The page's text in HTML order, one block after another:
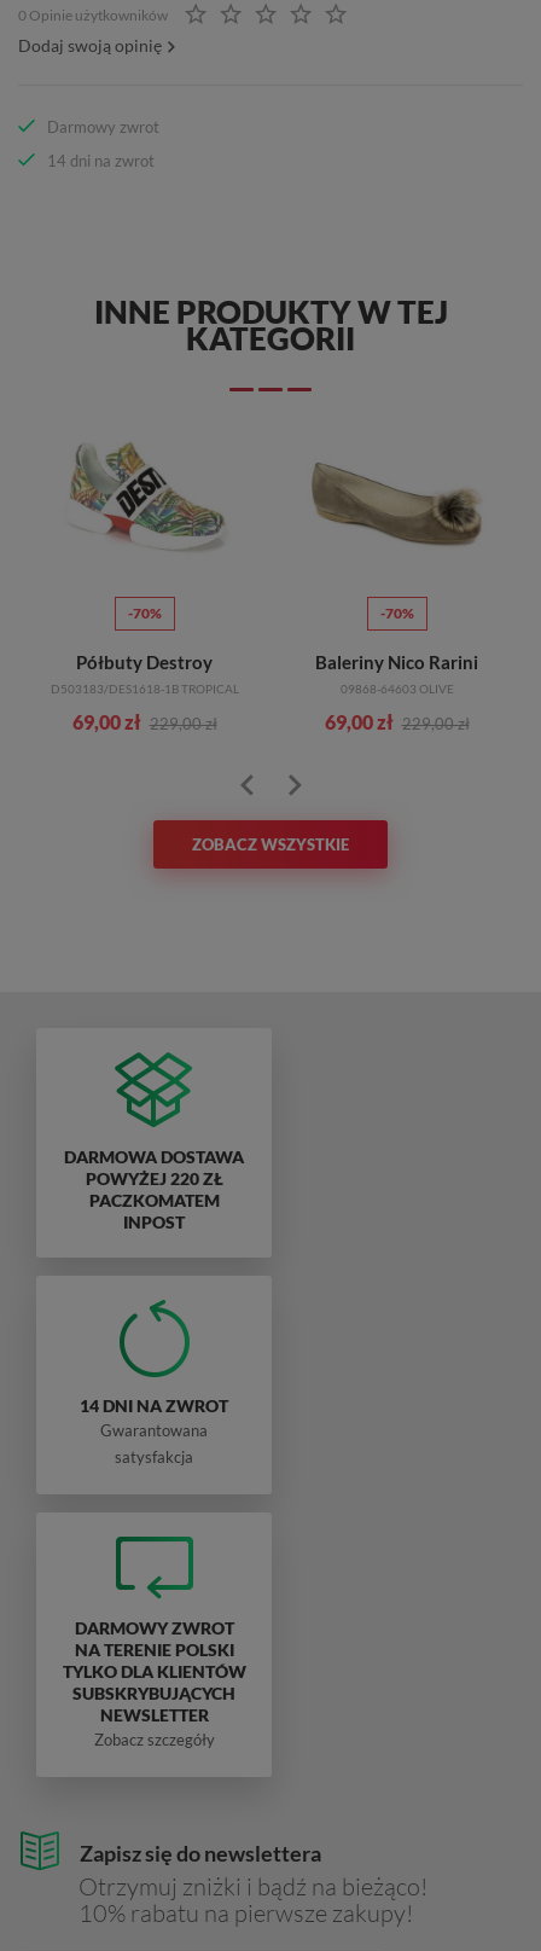
0 Opinie użytkowników
Dodaj swoją opinię
Darmowy zwrot
14 dni na zwrot
INNE PRODUKTY W TEJ
KATEGORII
-70%
Półbuty Destroy
D503183/DES1618-1B TROPICAL
69,00 zł 229,00 zł
-70%
Baleriny Nico Rarini
09868-64603 OLIVE
69,00 zł 229,00 zł
ZOBACZ WSZYSTKIE
Zapisz się do newslettera
Otrzymuj zniżki i bądź na bieżąco!
10% rabatu na pierwsze zakupy!
DARMOWA DOSTAWA
POWYŻEJ 220 ZŁ
PACZKOMATEM
INPOST
14 DNI NA ZWROT
Gwarantowana
satysfakcja
DARMOWY ZWROT
NA TERENIE POLSKI
TYLKO DLA KLIENTÓW
SUBSKRYBUJĄCYCH
NEWSLETTER
Zobacz szczegóły